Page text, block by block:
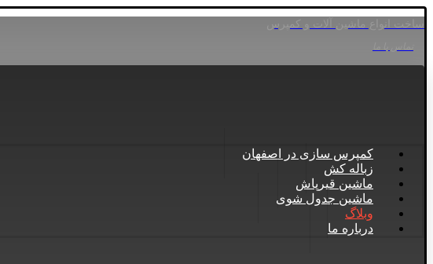
ساخت انواع ماشین آلات و کمپرس
کمپرس سازی در اصفهان
زباله کش
ماشین قیرپاش
ماشین جدول شوی
وبلاگ
درباره ما